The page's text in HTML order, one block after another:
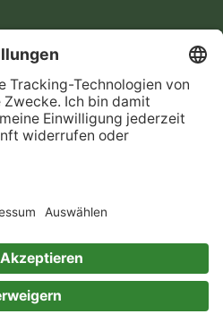
gutes Buch